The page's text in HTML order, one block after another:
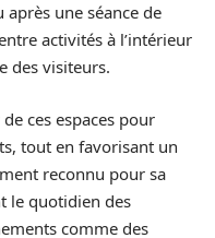
une séance de
activités à l’intérieur
des visiteurs.
ces espaces pour
tout en favorisant un
reconnu pour sa
le quotidien des
comme des